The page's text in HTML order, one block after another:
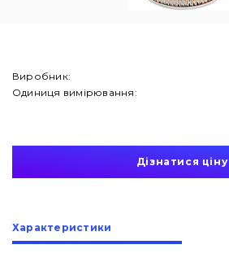
Про нас
Виробник:
Одиниця вимірювання:
Дізнатися ціну
Характеристики